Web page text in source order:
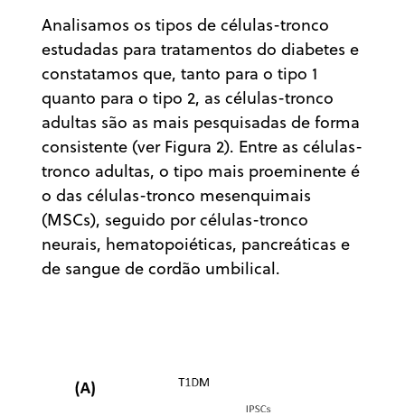
Analisamos os tipos de células-tronco
estudadas para tratamentos do diabetes e
constatamos que, tanto para o tipo 1
quanto para o tipo 2, as células-tronco
adultas são as mais pesquisadas de forma
consistente (ver Figura 2). Entre as células-
tronco adultas, o tipo mais proeminente é
o das células-tronco mesenquimais
(MSCs), seguido por células-tronco
neurais, hematopoiéticas, pancreáticas e
de sangue de cordão umbilical.